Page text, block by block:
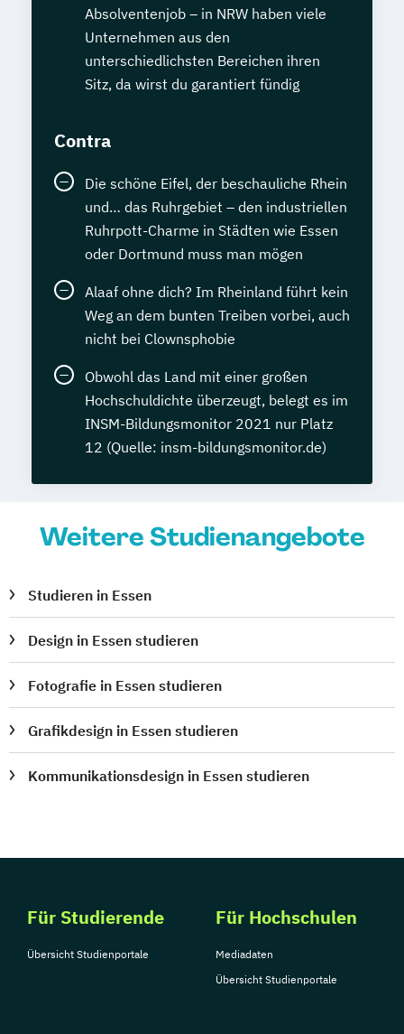
Absolventenjob – in NRW haben viele
Unternehmen aus den
unterschiedlichsten Bereichen ihren
Sitz, da wirst du garantiert fündig
Contra
Die schöne Eifel, der beschauliche Rhein
und… das Ruhrgebiet – den industriellen
Ruhrpott-Charme in Städten wie Essen
oder Dortmund muss man mögen
Alaaf ohne dich? Im Rheinland führt kein
Weg an dem bunten Treiben vorbei, auch
nicht bei Clownsphobie
Obwohl das Land mit einer großen
Hochschuldichte überzeugt, belegt es im
INSM-Bildungsmonitor 2021 nur Platz
12 (Quelle: insm-bildungsmonitor.de)
Weitere Studienangebote
Studieren in Essen
Design in Essen studieren
Fotografie in Essen studieren
Grafikdesign in Essen studieren
Kommunikationsdesign in Essen studieren
Für Studierende
Übersicht Studienportale
Für Hochschulen
Mediadaten
Übersicht Studienportale